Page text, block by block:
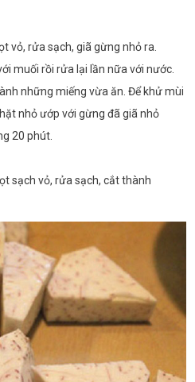
vỏ, rửa sạch, giã gừng nhỏ ra.
muối rồi rửa lại lần nữa với nước.
những miếng vừa ăn. Để khử mùi
nhỏ ướp với gừng đã giã nhỏ
20 phút.
sạch vỏ, rửa sạch, cắt thành